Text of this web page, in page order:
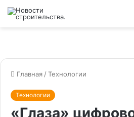
Главная /Технологии
Технологии
«Глаза»